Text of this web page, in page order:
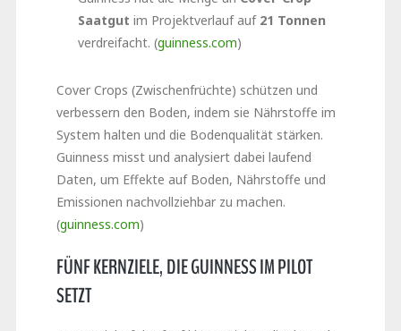
Saatgut im Projektverlauf auf 21 Tonnen
verdreifacht. (guinness.com)
Cover Crops (Zwischenfrüchte) schützen und
verbessern den Boden, indem sie Nährstoffe im
System halten und die Bodenqualität stärken.
Guinness misst und analysiert dabei laufend
Daten, um Effekte auf Boden, Nährstoffe und
Emissionen nachvollziehbar zu machen.
(guinness.com)
FÜNF KERNZIELE, DIE GUINNESS IM PILOT
SETZT